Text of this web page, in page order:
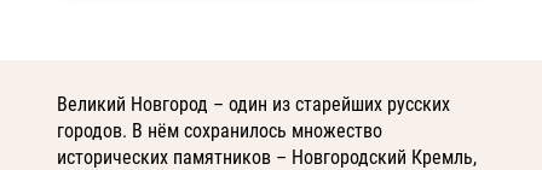
Великий Новгород – один из старейших русских
городов. В нём сохранилось множество
исторических памятников – Новгородский Кремль,